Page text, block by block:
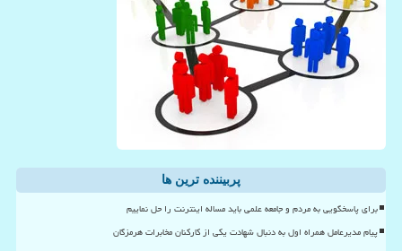
پربیننده ترین ها
برای پاسخگویی به مردم و جامعه علمی باید مساله اینترنت را حل نماییم
پیام مدیرعامل همراه اول به دنبال شهادت یکی از کارکنان مخابرات هرمزگان